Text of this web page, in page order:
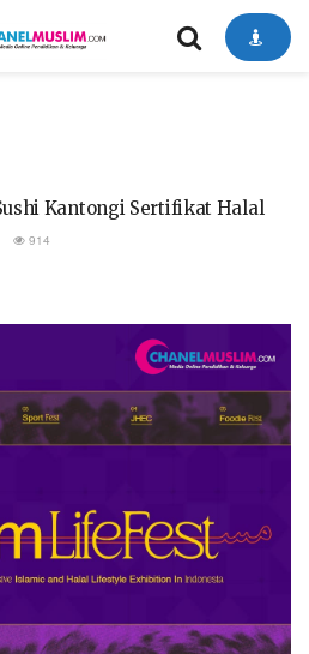
Kantongi Sertifikat Halal
914